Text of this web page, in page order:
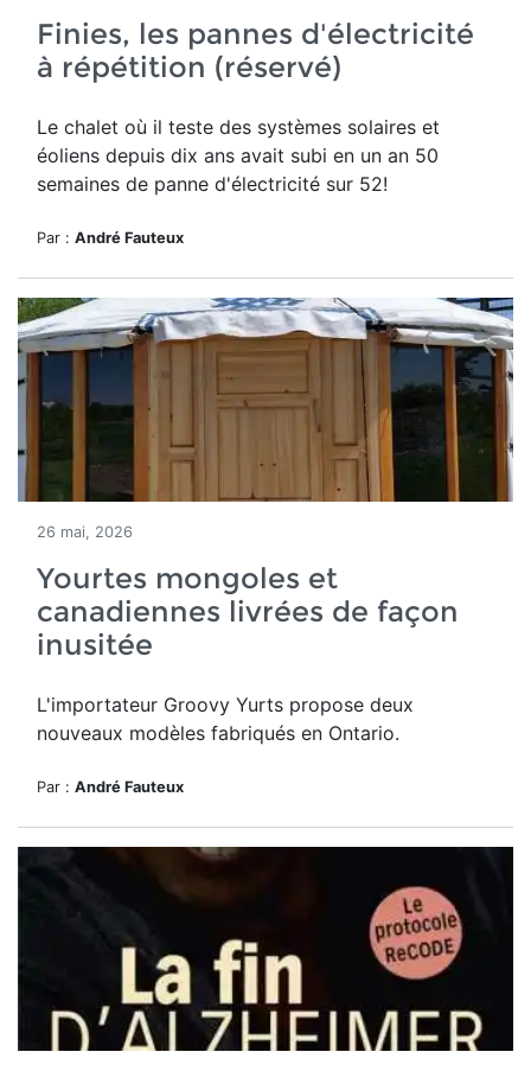
Finies, les pannes d'électricité
à répétition (réservé)
Le chalet où il teste des systèmes solaires et
éoliens depuis dix ans avait subi en un an 50
semaines de panne d'électricité sur 52!
Par : André Fauteux
26 mai, 2026
Yourtes mongoles et
canadiennes livrées de façon
inusitée
L'importateur Groovy Yurts propose deux
nouveaux modèles fabriqués en Ontario.
Par : André Fauteux